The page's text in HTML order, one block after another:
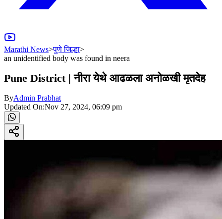
Marathi News>पुणे जिल्हा>
an unidentified body was found in neera
Pune District | नीरा येथे आढळला अनोळखी मृतदेह
ByAdmin Prabhat
Updated On:Nov 27, 2024, 06:09 pm